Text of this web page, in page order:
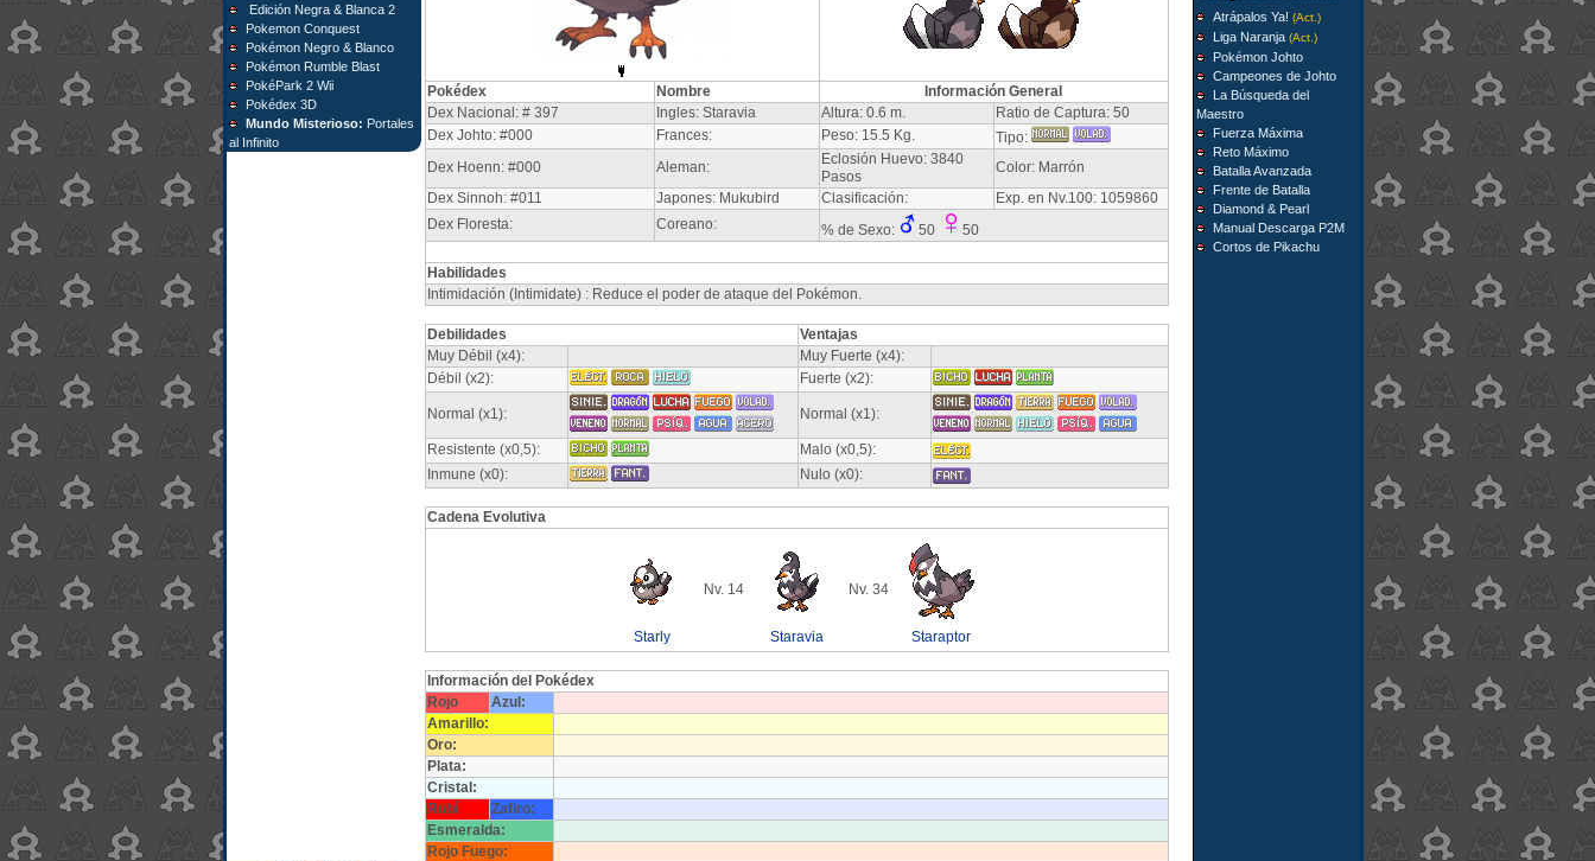
Atrápalos Ya! (Act.)
Liga Naranja (Act.)
Pokémon Johto
Campeones de Johto
La Búsqueda del
Maestro
Fuerza Máxima
Reto Máximo
Batalla Avanzada
Frente de Batalla
Diamond & Pearl
Manual Descarga P2M
Cortos de Pikachu
Edición Negra & Blanca 2
Pokemon Conquest
Pokémon Negro & Blanco
Pokémon Rumble Blast
PokéPark 2 Wii
Pokédex 3D
Mundo Misterioso: Portales
al Infinito
Pokédex Nombre
Información General
Dex Nacional: # 397
Ingles: Staravia Altura: 0.6 m.
Ratio de Captura: 50
Dex Johto: #000
Frances: Peso: 15.5 Kg.
Tipo:
Dex Hoenn: #000
Aleman:
Eclosión Huevo: 3840
Pasos
Color: Marrón
Dex Sinnoh: #011
Japones: Mukubird Clasificación:
Exp. en Nv.100: 1059860
Dex Floresta:
Coreano: % de Sexo: 50 50
Habilidades
Intimidación (Intimidate) : Reduce el poder de ataque del Pokémon.
Debilidades
Ventajas
Muy Débil (x4):
Muy Fuerte (x4):
Débil (x2):
Fuerte (x2):
Normal (x1): Normal (x1):
Resistente (x0,5):
Malo (x0,5):
Inmune (x0):
Nulo (x0):
Cadena Evolutiva
Starly
Nv. 14
Staravia
Nv. 34
Staraptor
Información del Pokédex
Rojo
Azul:
Amarillo:
Oro:
Plata:
Cristal:
Rubí
Zafiro:
Esmeralda:
Rojo Fuego: